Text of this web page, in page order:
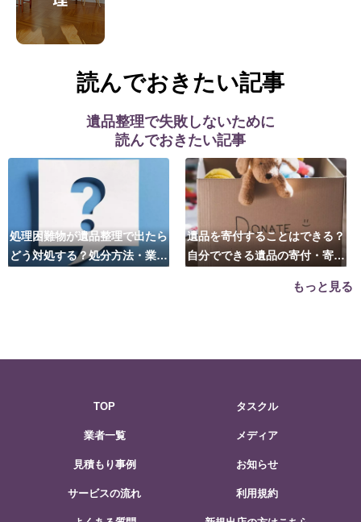
読んでおきたい記事
遺品整理で失敗しないために
読んでおきたい記事
処理困難物が遺品整理で出たら
どう対処する？処分方法・業者
遺品を寄付することはできる？
自分でできる遺品の寄付・寄贈
もっと見る
TOP
業者一覧
見積もり事例
サービスの流れ
タスクル
メディア
お知らせ
利用規約